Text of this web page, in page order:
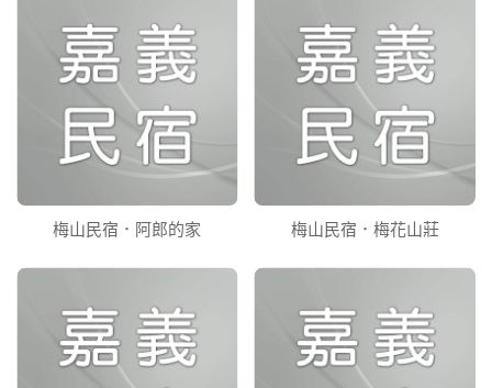
梅山民宿．阿郎的家 梅山民宿．梅花山莊